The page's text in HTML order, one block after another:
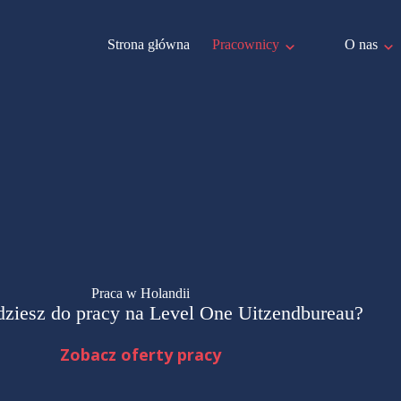
Strona główna Pracownicy O nas
Praca w Holandii
do pracy na Level One Uitzendbureau?
Zobacz oferty pracy